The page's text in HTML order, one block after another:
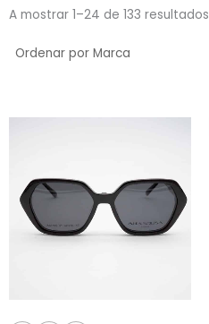
A mostrar 1–24 de 133 resultados